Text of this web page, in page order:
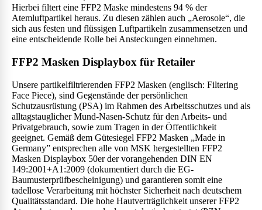
Hierbei filtert eine FFP2 Maske mindestens 94 % der
Atemluftpartikel heraus. Zu diesen zählen auch „Aerosole“, die
sich aus festen und flüssigen Luftpartikeln zusammensetzen und
eine entscheidende Rolle bei Ansteckungen einnehmen.
FFP2 Masken Displaybox für Retailer
Unsere partikelfiltrierenden FFP2 Masken (englisch: Filtering
Face Piece), sind Gegenstände der persönlichen
Schutzausrüstung (PSA) im Rahmen des Arbeitsschutzes und als
alltagstauglicher Mund-Nasen-Schutz für den Arbeits- und
Privatgebrauch, sowie zum Tragen in der Öffentlichkeit
geeignet. Gemäß dem Gütesiegel FFP2 Masken „Made in
Germany” entsprechen alle von MSK hergestellten FFP2
Masken Displaybox 50er der vorangehenden DIN EN
149:2001+A1:2009 (dokumentiert durch die EG-
Baumusterprüfbescheinigung) und garantieren somit eine
tadellose Verarbeitung mit höchster Sicherheit nach deutschem
Qualitätsstandard. Die hohe Hautverträglichkeit unserer FFP2